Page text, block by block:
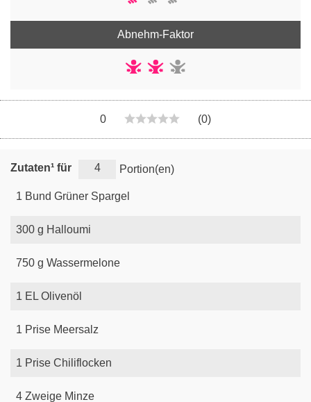
Abnehm-Faktor
0 (0)
Zutaten¹ für Portion(en)
1 Bund Grüner Spargel
300 g Halloumi
750 g Wassermelone
1 EL Olivenöl
1 Prise Meersalz
1 Prise Chiliflocken
4 Zweige Minze